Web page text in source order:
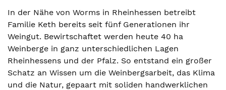
In der Nähe von Worms in Rheinhessen betreibt
Familie Keth bereits seit fünf Generationen ihr
Weingut. Bewirtschaftet werden heute 40 ha
Weinberge in ganz unterschiedlichen Lagen
Rheinhessens und der Pfalz. So entstand ein großer
Schatz an Wissen um die Weinbergsarbeit, das Klima
und die Natur, gepaart mit soliden handwerklichen